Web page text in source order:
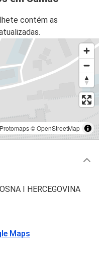
contém as
Protomaps©OpenStreetMap
I HERCEGOVINA
Maps